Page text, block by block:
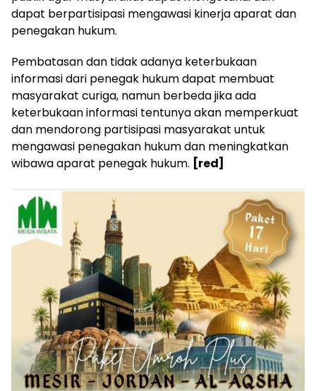
dapat berpartisipasi mengawasi kinerja aparat dan
penegakan hukum.
Pembatasan dan tidak adanya keterbukaan
informasi dari penegak hukum dapat membuat
masyarakat curiga, namun berbeda jika ada
keterbukaan informasi tentunya akan memperkuat
dan mendorong partisipasi masyarakat untuk
mengawasi penegakan hukum dan meningkatkan
wibawa aparat penegak hukum. [red]